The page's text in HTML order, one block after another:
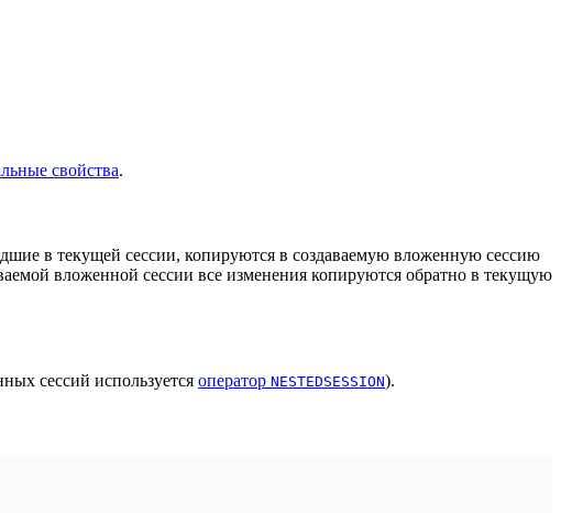
свойства.
в текущей сессии, копируются в создаваемую вложенную сессию
вложенной сессии все изменения копируются обратно в текущую
сессий используется оператор NESTEDSESSION).